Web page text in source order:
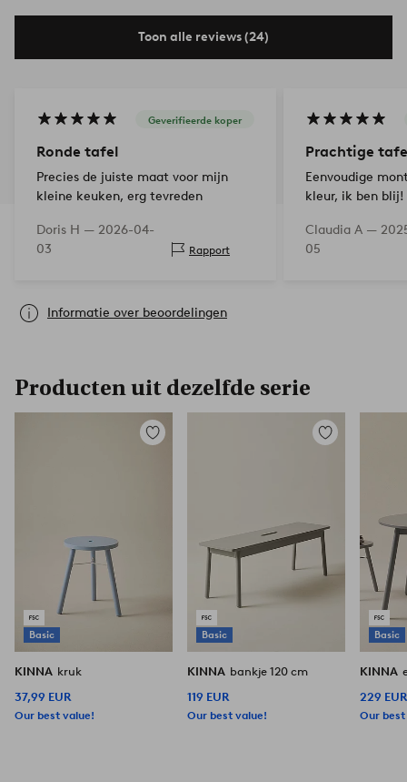
Toon alle reviews (24)
Geverifieerde koper
Ronde tafel
Precies de juiste maat voor mijn
kleine keuken, erg tevreden
Doris H — 2026-04-
03
Rapport
Prachtige
Eenvoudige
kleur, ik ben blij!
Claudia A —
05
Informatie over beoordelingen
Producten uit dezelfde serie
Basic
Toevoegen
KINNA kruk
37,99 EUR
Our best value!
Basic
Toevoegen
KINNA bankje 120 cm
119 EUR
Our best value!
Basic
KINNA
229 EUR
Our